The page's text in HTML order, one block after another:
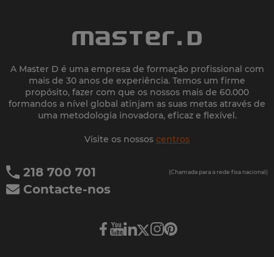
A Master D é uma empresa de formação profissional com
mais de 30 anos de experiência. Temos um firme
propósito, fazer com que os nossos mais de 60.000
formandos a nível global atinjam as suas metas através de
uma metodologia inovadora, eficaz e flexível.
Visite os nossos centros
218 700 701 (Chamada para a rede fixa nacional)
Contacte-nos